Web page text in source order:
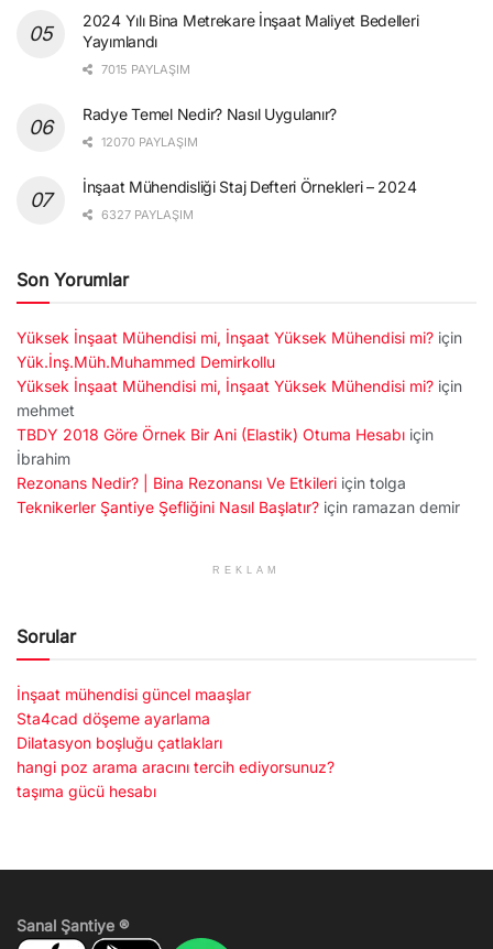
2024 Yılı Bina Metrekare İnşaat Maliyet Bedelleri
Yayımlandı
7015 PAYLAŞIM
Radye Temel Nedir? Nasıl Uygulanır?
12070 PAYLAŞIM
İnşaat Mühendisliği Staj Defteri Örnekleri – 2024
6327 PAYLAŞIM
Son Yorumlar
Yüksek İnşaat Mühendisi mi, İnşaat Yüksek Mühendisi mi? için
Yük.İnş.Müh.Muhammed Demirkollu
Yüksek İnşaat Mühendisi mi, İnşaat Yüksek Mühendisi mi? için
mehmet
TBDY 2018 Göre Örnek Bir Ani (Elastik) Otuma Hesabı için
İbrahim
Rezonans Nedir? | Bina Rezonansı Ve Etkileri için tolga
Teknikerler Şantiye Şefliğini Nasıl Başlatır? için ramazan demir
REKLAM
Sorular
İnşaat mühendisi güncel maaşlar
Sta4cad döşeme ayarlama
Dilatasyon boşluğu çatlakları
hangi poz arama aracını tercih ediyorsunuz?
taşıma gücü hesabı
Sanal Şantiye ®